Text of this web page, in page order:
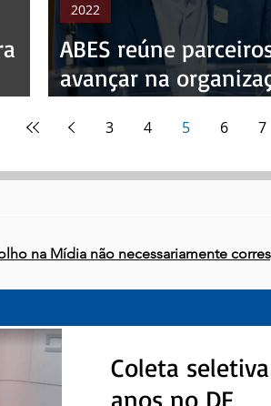
ABES reúne
avançar na
33º CBESA
2022
3 4 5 6 7
na Mídia não necessariamente
Coleta
anos no DF